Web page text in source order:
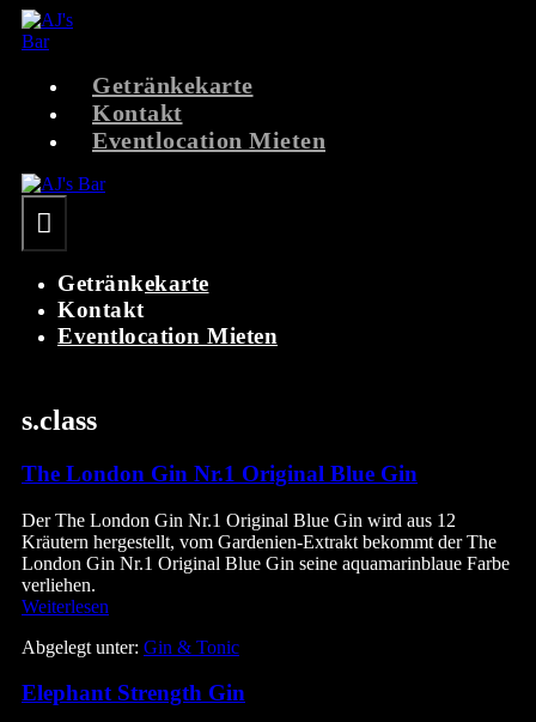
Zum
Inhalt
Getränkekarte
Kontakt
Eventlocation Mieten
Menü-
Schalter
Getränkekarte
Kontakt
Eventlocation Mieten
s.class
The London Gin Nr.1 Original Blue Gin
Der The London Gin Nr.1 Original Blue Gin wird aus 12
Kräutern hergestellt, vom Gardenien-Extrakt bekommt der The
London Gin Nr.1 Original Blue Gin seine aquamarinblaue Farbe
verliehen.
Weiterlesen
Gin
Original
Abgelegt unter: Gin & Tonic
Elephant Strength Gin